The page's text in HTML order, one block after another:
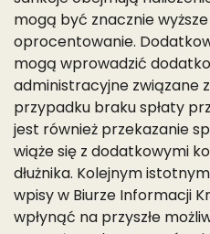
mogą być znacznie
oprocentowanie.
mogą wprowadzić
administracyjne związane z
przypadku braku spłaty
jest również przekazanie
wiąże się z dodatkowymi
dłużnika. Kolejnym
wpisy w Biurze Informacji
wpłynąć na przyszłe